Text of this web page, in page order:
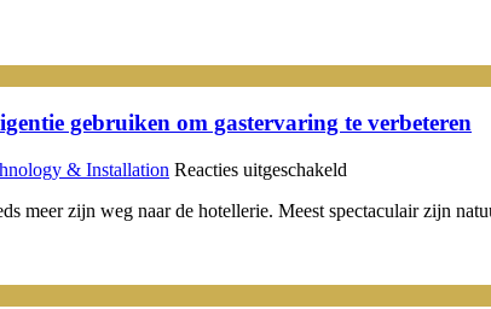
gebruiken om gastervaring te verbeteren
& Installation Reacties uitgeschakeld
hotels
meer zijn weg naar de hotellerie. Meest spectaculair zijn